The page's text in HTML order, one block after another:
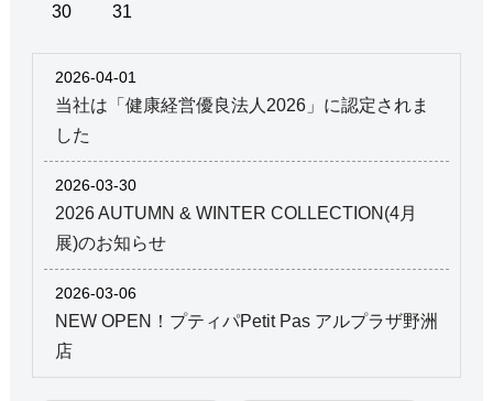
30 31
2026-04-01
当社は「健康経営優良法人2026」に認定されま
した
2026-03-30
2026 AUTUMN & WINTER COLLECTION(4月
展)のお知らせ
2026-03-06
NEW OPEN！プティパPetit Pas アルプラザ野洲
店